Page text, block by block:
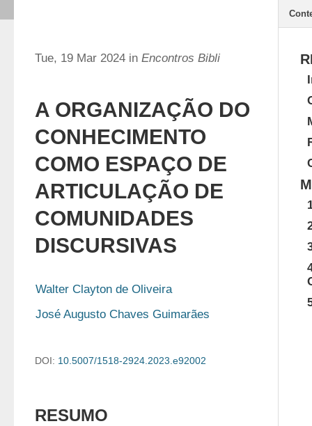
Tue, 19 Mar 2024 in Encontros Bibli
A ORGANIZAÇÃO DO
CONHECIMENTO
COMO ESPAÇO DE
ARTICULAÇÃO DE
COMUNIDADES
DISCURSIVAS
Walter Clayton de Oliveira
José Augusto Chaves Guimarães
DOI: 10.5007/1518-2924.2023.e92002
RESUMO